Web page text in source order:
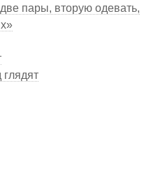
пары, вторую одевать,